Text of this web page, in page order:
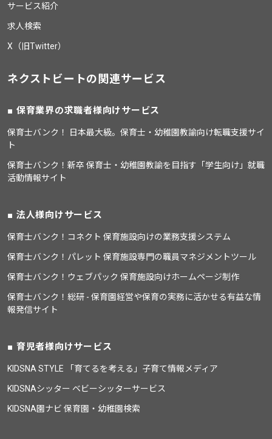
サービス紹介
求人検索
X（旧Twitter）
ネクストビートの関連サービス
保育業界の求職者様向けサービス
保育士バンク！ 日本最大級。保育士・幼稚園教諭向け転職支援サイ
ト
保育士バンク！新卒 保育士・幼稚園教諭を目指す「学生向け」就職
活動情報サイト
法人様向けサービス
保育士バンク！コネクト 保育施設向けの業務支援システム
保育士バンク！パレット 保育施設専門の職員マネジメントツール
保育士バンク！ウェブパック 保育施設向けホームページ制作
保育士バンク！総研 - 保育園経営や保育の実務に活かせる有益な情
報発信サイト
育児者様向けサービス
KIDSNA STYLE 「育てるを考える」子育て情報メディア
KIDSNAシッター ベビーシッターサービス
KIDSNA園ナビ 保育園・幼稚園検索